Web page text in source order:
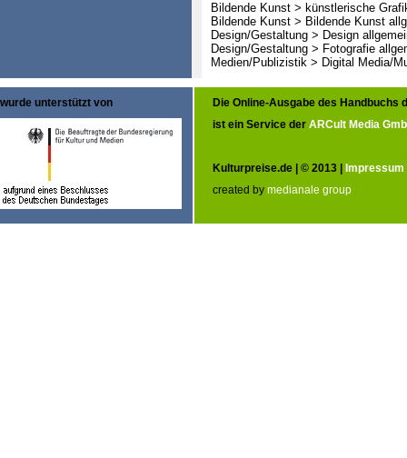
Bildende Kunst > künstlerische
Bildende Kunst > Bildende Kunst
Design/Gestaltung > Design
Design/Gestaltung > Fotografie
Medien/Publizistik > Digital Media/
wurde unterstützt von
Die Online-Ausgabe des Handbuchs
ist ein Service der ARCult Media
Kulturpreise.de | © 2013 | Impressum
created by medianale group